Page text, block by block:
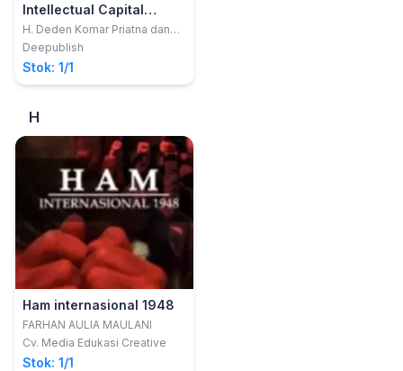
Intellectual Capital
Management Building
Your Employee Passion
and Happiness
H. Deden Komar Priatna dan
Nandan Limakrisna
Deepublish
Stok: 1/1
H
Ham internasional 1948
FARHAN AULIA MAULANI
Cv. Media Edukasi Creative
Stok: 1/1